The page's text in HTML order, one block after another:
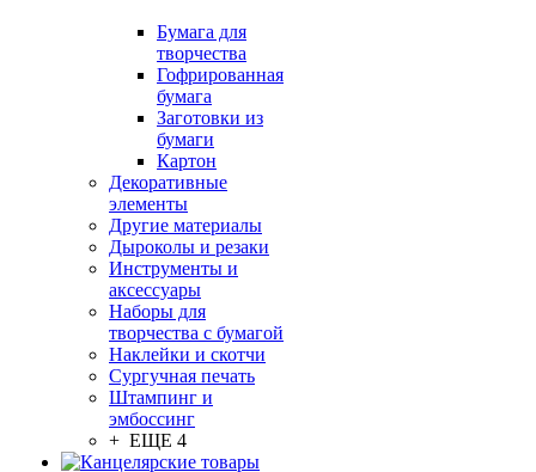
Бумага для
творчества
Гофрированная
бумага
Заготовки из
бумаги
Картон
Декоративные
элементы
Другие материалы
Дыроколы и резаки
Инструменты и
аксессуары
Наборы для
творчества с бумагой
Наклейки и скотчи
Сургучная печать
Штампинг и
эмбоссинг
+ ЕЩЕ 4